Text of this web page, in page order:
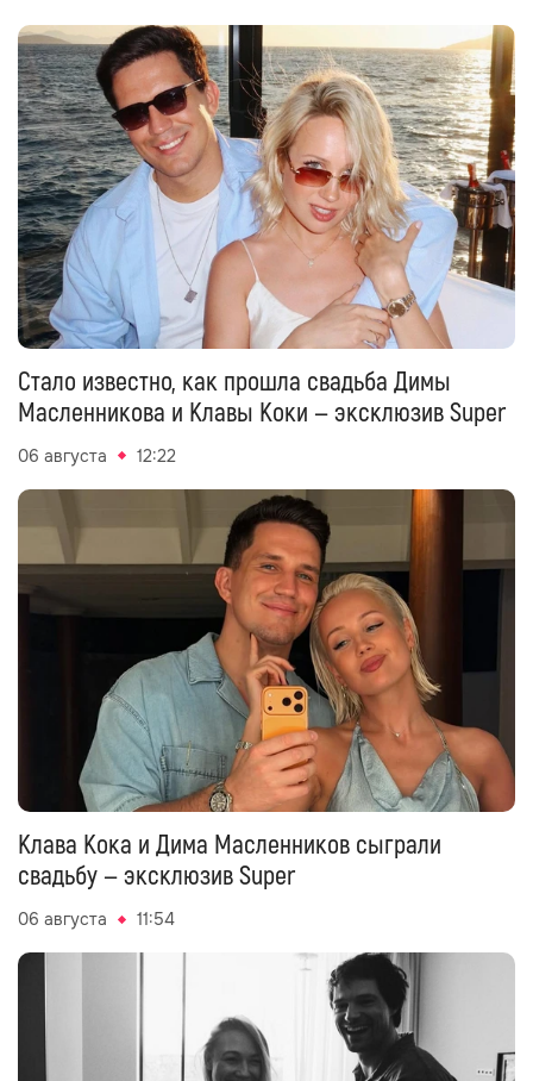
Стало известно, как прошла свадьба Димы
Масленникова и Клавы Коки — эксклюзив Super
06 августа 12:22
Клава Кока и Дима Масленников сыграли
свадьбу — эксклюзив Super
06 августа 11:54